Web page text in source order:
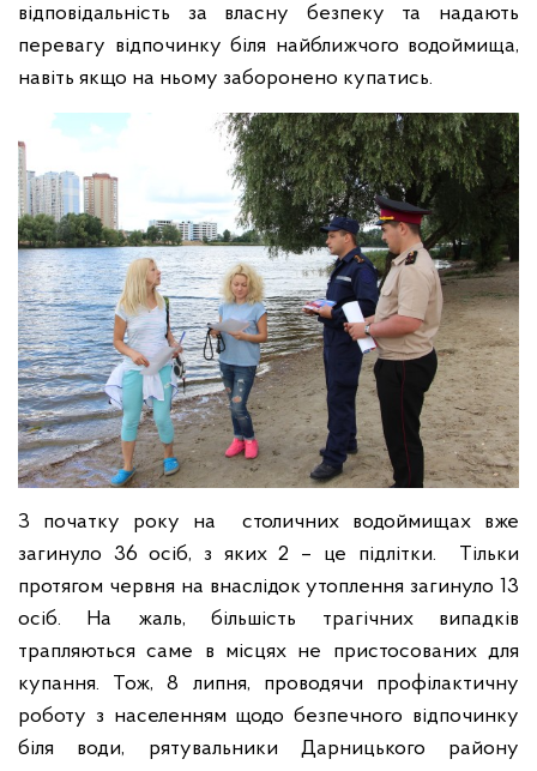
відповідальність за власну безпеку та надають
перевагу відпочинку біля найближчого водоймища,
навіть якщо на ньому заборонено купатись.
З початку року на столичних водоймищах вже
загинуло 36 осіб, з яких 2 – це підлітки. Тільки
протягом червня на внаслідок утоплення загинуло 13
осіб. На жаль, більшість трагічних випадків
трапляються саме в місцях не пристосованих для
купання. Тож, 8 липня, проводячи профілактичну
роботу з населенням щодо безпечного відпочинку
біля води, рятувальники Дарницького району